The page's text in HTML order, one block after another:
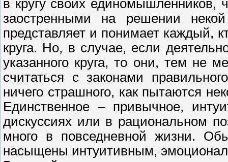
в кругу своих единомышленников,
заостренными на решении
представляет и понимает каждый,
круга. Но, в случае, если
указанного круга, то они, тем не
считаться с законами
ничего страшного, как пытаются
Единственное – привычное,
дискуссиях или в рациональном
много в повседневной жизни.
насыщены интуитивным,